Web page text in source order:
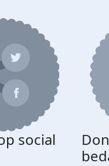
social